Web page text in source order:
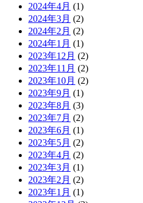
2024年4月 (1)
2024年3月 (2)
2024年2月 (2)
2024年1月 (1)
2023年12月 (2)
2023年11月 (2)
2023年10月 (2)
2023年9月 (1)
2023年8月 (3)
2023年7月 (2)
2023年6月 (1)
2023年5月 (2)
2023年4月 (2)
2023年3月 (1)
2023年2月 (2)
2023年1月 (1)